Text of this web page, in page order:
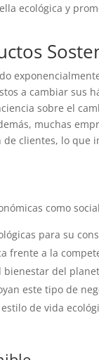
ecológica y
a cambiar sus
sobre el
muchas
clientes, lo que
como
para su
frente a la
bienestar del
este tipo de
de vida